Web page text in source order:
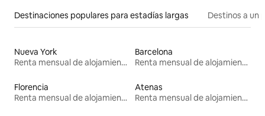
Destinaciones populares para estadías largas Destinos a un
Nueva York
Renta mensual de alojamientos
Barcelona
Renta mensual de alojamientos
Florencia
Renta mensual de alojamientos
Atenas
Renta mensual de alojamientos